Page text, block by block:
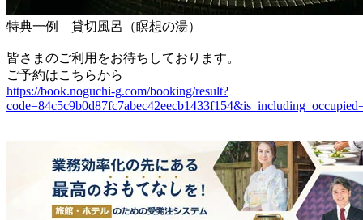
特典一例 貸切風呂（瞑想の湯）
皆さまのご利用をお待ちしております。
ご予約はこちらから
https://book.noguchi-g.com/booking/result?